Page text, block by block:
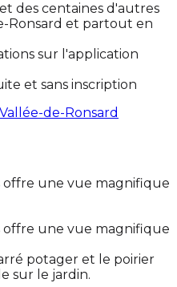
des centaines d'autres
Ronsard et partout en
sur l'application
et sans inscription
Vallée-de-Ronsard
offre une vue magnifique
offre une vue magnifique
potager et le poirier
sur le jardin.